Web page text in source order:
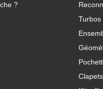
?
Turbos